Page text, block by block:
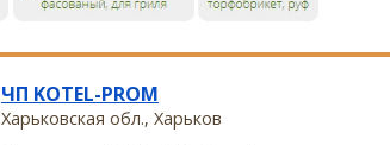
ЧП KOTEL-PROM
Харьковская обл., Харьков